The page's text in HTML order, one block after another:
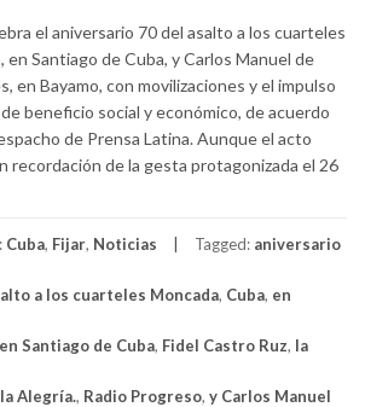
el aniversario 70 del asalto a los cuarteles
en Santiago de Cuba, y Carlos Manuel de
en Bayamo, con movilizaciones y el impulso
beneficio social y económico, de acuerdo
de Prensa Latina. Aunque el acto
recordación de la gesta protagonizada el 26
Cuba, Fijar, Noticias Tagged: aniversario
a los cuarteles Moncada, Cuba, en
en Santiago de Cuba, Fidel Castro Ruz, la
Alegría., Radio Progreso, y Carlos Manuel